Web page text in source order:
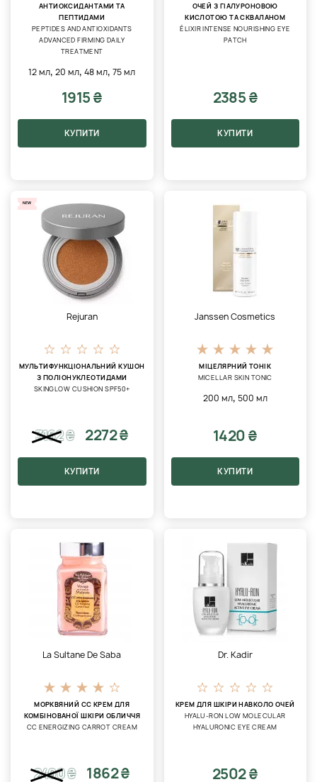
АНТИОКСИДАНТАМИ ТА
ПЕПТИДАМИ
PEPTIDES AND ANTIOXIDANTS
ADVANCED FIRMING DAILY
TREATMENT
12 мл,20 мл,48 мл,75 мл
1915 ₴
КУПИТИ
ОЧЕЙ З ГІАЛУРОНОВОЮ
КИСЛОТОЮ ТА СКВАЛАНОМ
ÉLIXIR INTENSE NOURISHING EYE
PATCH
2385 ₴
КУПИТИ
NEW
Rejuran
МУЛЬТИФУНКЦІОНАЛЬНИЙ КУШОН
З ПОЛІОНУКЛЕОТИДАМИ
SKINGLOW CUSHION SPF50+
3162₴ 2272 ₴
КУПИТИ
Janssen Cosmetics
МІЦЕЛЯРНИЙ ТОНІК
MICELLAR SKIN TONIC
200 мл, 500 мл
1420 ₴
КУПИТИ
La Sultane De Saba
МОРКВЯНИЙ CC КРЕМ ДЛЯ
КОМБІНОВАНОЇ ШКІРИ ОБЛИЧЧЯ
CC ENERGIZING CARROT CREAM
2490₴ 1862 ₴
Dr. Kadir
КРЕМ ДЛЯ ШКІРИ НАВКОЛО ОЧЕЙ
HYALU-RON LOW MOLECULAR
HYALURONIC EYE CREAM
2502 ₴